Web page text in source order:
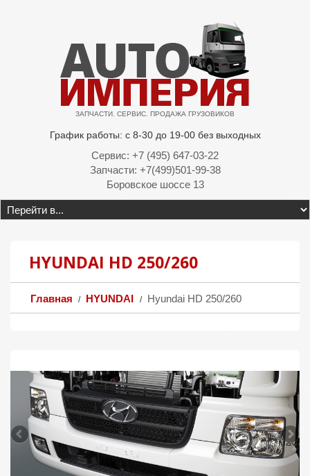
ЗАПЧАСТИ. СЕРВИС. ПРОДАЖА ГРУЗОВИКОВ
График работы: с 8-30 до 19-00 без выходных
Сервис: +7 (495) 647-03-22
Запчасти: +7(499)501-99-38
Боровское шоссе 13
HYUNDAI HD 250/260
Главная HYUNDAI Hyundai HD 250/260
Next